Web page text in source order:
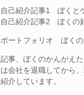
自己紹介記事1 ぼくと
自己紹介記事2 ぼくの
ポートフォリオ ぼく
記事、 ぼくのかんがえ
は会社を退職してから
紹介しています。